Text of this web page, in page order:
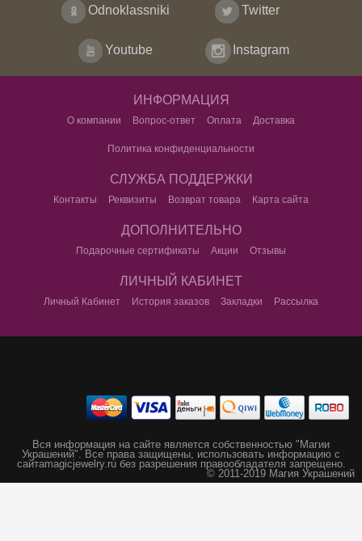
Odnoklassniki Twitter
Youtube Instagram
ИНФОРМАЦИЯ
О компании Вопрос-ответ Оплата Доставка
Политика конфиденциальности
СЛУЖБА ПОДДЕРЖКИ
Контакты Реквизиты Возврат товара Карта сайта
ДОПОЛНИТЕЛЬНО
Подарочные сертификаты Акции Отзывы
ЛИЧНЫЙ КАБИНЕТ
Личный Кабинет История заказов Закладки Рассылка
Вся информация на сайте является собственностью "Магии
Украшений". Все права защищены, использовать информацию с
сайтаmagicjewelry.ru без разрешения правообладателя запрещено.
© 2011-2019 Магия Украшений